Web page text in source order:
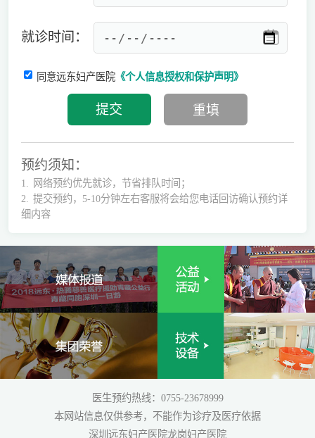
就诊时间：
同意远东妇产医院《个人信息授权和保护声明》
预约须知：
1.
网络预约优先就诊，节省排队时间；
2.
提交预约，5-10分钟左右客服将会给您电话回访确认预约详
细内容
医生预约热线：0755-23678999
本网站信息仅供参考，不能作为诊疗及医疗依据
深圳远东妇产医院龙岗妇产医院